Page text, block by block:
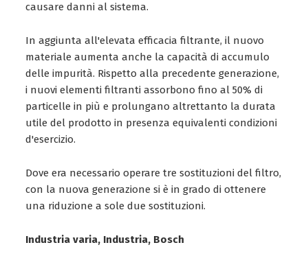
causare danni al sistema.
In aggiunta all'elevata efficacia filtrante, il nuovo
materiale aumenta anche la capacità di accumulo
delle impurità. Rispetto alla precedente generazione,
i nuovi elementi filtranti assorbono fino al 50% di
particelle in più e prolungano altrettanto la durata
utile del prodotto in presenza equivalenti condizioni
d'esercizio.
Dove era necessario operare tre sostituzioni del filtro,
con la nuova generazione si è in grado di ottenere
una riduzione a sole due sostituzioni.
Industria varia, Industria, Bosch